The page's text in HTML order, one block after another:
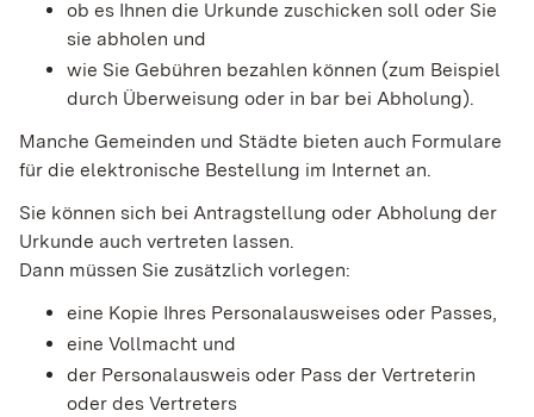
ob es Ihnen die Urkunde zuschicken soll oder Sie
sie abholen und
wie Sie Gebühren bezahlen können (zum Beispiel
durch Überweisung oder in bar bei Abholung).
Manche Gemeinden und Städte bieten auch Formulare
für die elektronische Bestellung im Internet an.
Sie können sich bei Antragstellung oder Abholung der
Urkunde auch vertreten lassen.
Dann müssen Sie zusätzlich vorlegen:
eine Kopie Ihres Personalausweises oder Passes,
eine Vollmacht und
der Personalausweis oder Pass der Vertreterin
oder des Vertreters